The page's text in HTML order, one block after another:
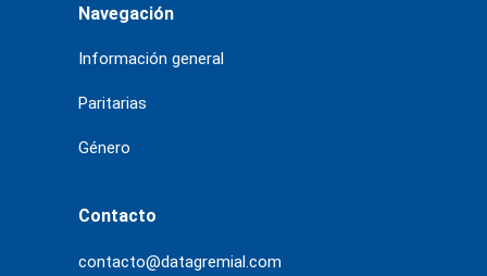
Navegación
Información general
Paritarias
Género
Contacto
contacto@datagremial.com